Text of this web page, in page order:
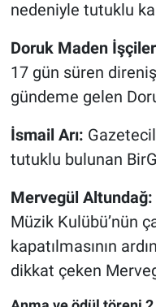
nedeniyle tutuklu
Doruk Maden
17 gün süren
gündeme gelen
İsmail Arı:
tutuklu bulunan
Mervegül Altundağ:
Müzik Kulübü’nün
kapatılmasının
dikkat çeken